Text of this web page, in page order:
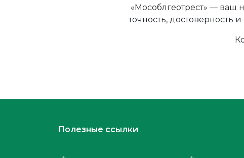
«Мособлгеотрест» —
точность, достоверность
Полезные ссылки